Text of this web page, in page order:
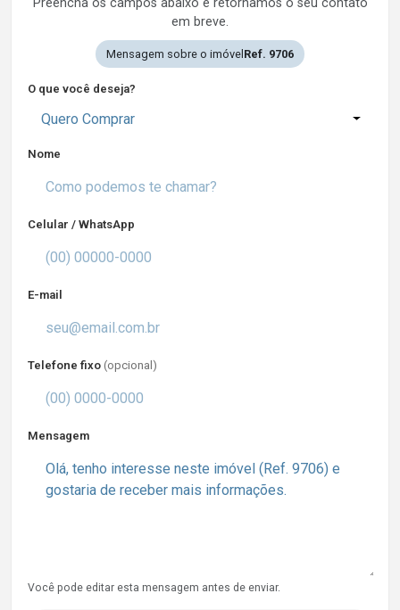
em breve.
Mensagem sobre o imóvelRef. 9706
O que você deseja?
Quero Comprar
Nome
Celular / WhatsApp
E-mail
Telefone fixo (opcional)
Mensagem
Você pode editar esta mensagem antes de enviar.